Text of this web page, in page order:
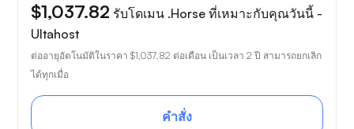
$1,037.82 รับโดเมน .Horse ที่เหมาะกับคุณวันนี้ -
Ultahost
ต่ออายุอัตโนมัติในราคา $1,037.82 ต่อเดือน เป็นเวลา 2 ปี สามารถยกเลิก
ได้ทุกเมื่อ
คำสั่ง